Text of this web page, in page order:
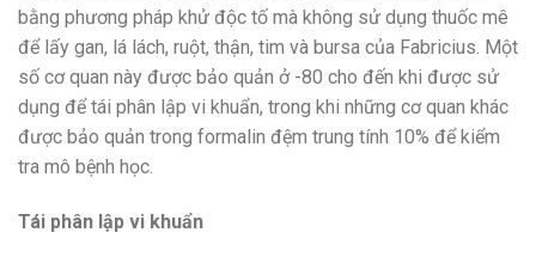
bằng phương pháp khử độc tố mà không sử dụng thuốc mê
để lấy gan, lá lách, ruột, thận, tim và bursa của Fabricius. Một
số cơ quan này được bảo quản ở -80 cho đến khi được sử
dụng để tái phân lập vi khuẩn, trong khi những cơ quan khác
được bảo quản trong formalin đệm trung tính 10% để kiểm
tra mô bệnh học.
Tái phân lập vi khuẩn